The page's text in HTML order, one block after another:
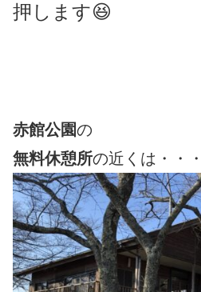
押します😆
赤館公園の
無料休憩所の近くは・・・